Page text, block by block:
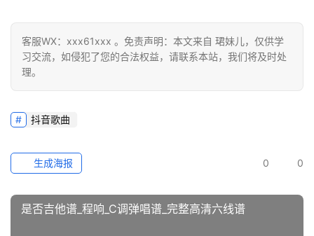
客服WX：xxx61xxx 。免责声明：本文来自 珺妹儿，仅供学
习交流，如侵犯了您的合法权益，请联系本站，我们将及时处
理。
抖音歌曲
0 0
生成海报
是否吉他谱_程响_C调弹唱谱_完整高清六线谱